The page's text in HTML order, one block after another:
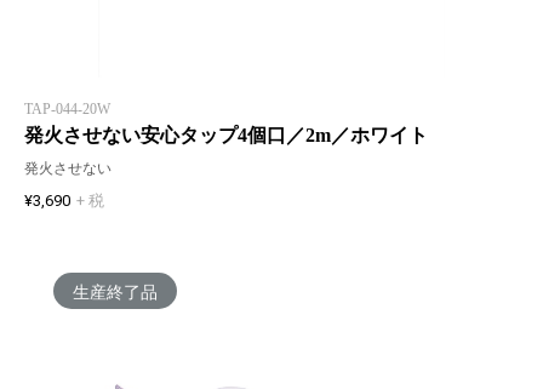
TAP-044-20W
発火させない安心タップ4個口／2m／ホワイト
発火させない
¥3,690 + 税
生産終了品